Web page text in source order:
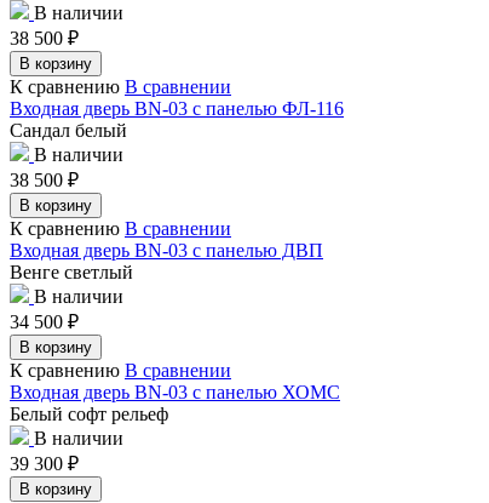
В наличии
38 500 ₽
В корзину
К сравнению В сравнении
Входная дверь BN-03 с панелью ФЛ-116
Сандал белый
В наличии
38 500 ₽
В корзину
К сравнению В сравнении
Входная дверь BN-03 с панелью ДВП
Венге светлый
В наличии
34 500 ₽
В корзину
К сравнению В сравнении
Входная дверь BN-03 с панелью ХОМС
Белый софт рельеф
В наличии
39 300 ₽
В корзину